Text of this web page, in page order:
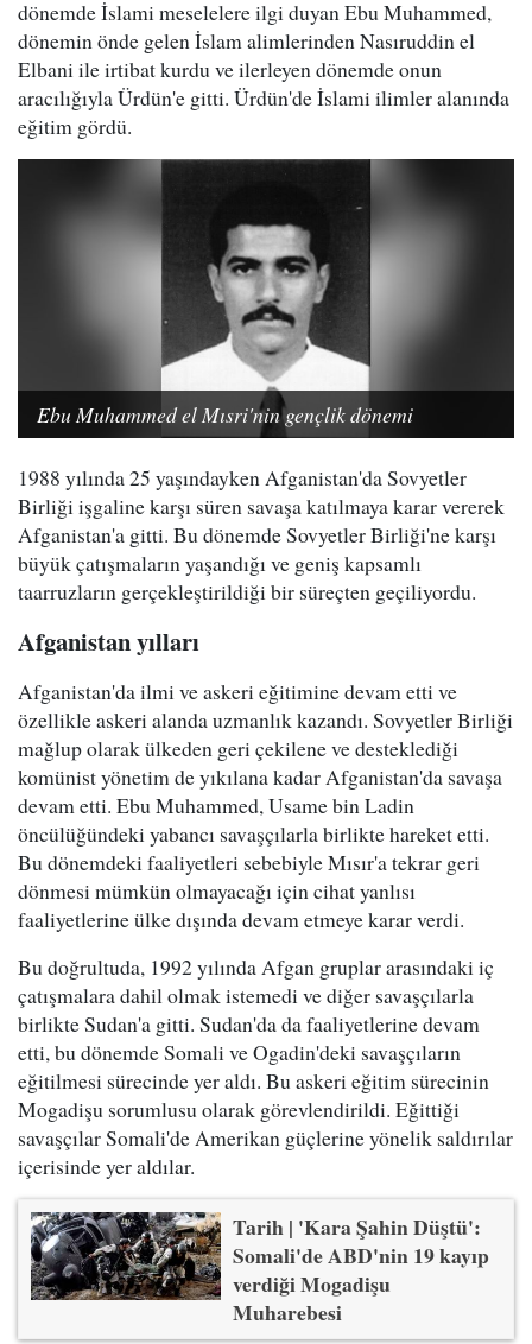
dönemde İslami meselelere ilgi duyan Ebu Muhammed,
dönemin önde gelen İslam alimlerinden Nasıruddin el
Elbani ile irtibat kurdu ve ilerleyen dönemde onun
aracılığıyla Ürdün'e gitti. Ürdün'de İslami ilimler alanında
eğitim gördü.
Ebu Muhammed el Mısri'nin gençlik dönemi
1988 yılında 25 yaşındayken Afganistan'da Sovyetler
Birliği işgaline karşı süren savaşa katılmaya karar vererek
Afganistan'a gitti. Bu dönemde Sovyetler Birliği'ne karşı
büyük çatışmaların yaşandığı ve geniş kapsamlı
taarruzların gerçekleştirildiği bir süreçten geçiliyordu.
Afganistan yılları
Afganistan'da ilmi ve askeri eğitimine devam etti ve
özellikle askeri alanda uzmanlık kazandı. Sovyetler Birliği
mağlup olarak ülkeden geri çekilene ve desteklediği
komünist yönetim de yıkılana kadar Afganistan'da savaşa
devam etti. Ebu Muhammed, Usame bin Ladin
öncülüğündeki yabancı savaşçılarla birlikte hareket etti.
Bu dönemdeki faaliyetleri sebebiyle Mısır'a tekrar geri
dönmesi mümkün olmayacağı için cihat yanlısı
faaliyetlerine ülke dışında devam etmeye karar verdi.
Bu doğrultuda, 1992 yılında Afgan gruplar arasındaki iç
çatışmalara dahil olmak istemedi ve diğer savaşçılarla
birlikte Sudan'a gitti. Sudan'da da faaliyetlerine devam
etti, bu dönemde Somali ve Ogadin'deki savaşçıların
eğitilmesi sürecinde yer aldı. Bu askeri eğitim sürecinin
Mogadişu sorumlusu olarak görevlendirildi. Eğittiği
savaşçılar Somali'de Amerikan güçlerine yönelik saldırılar
içerisinde yer aldılar.
Tarih | 'Kara Şahin Düştü':
Somali'de ABD'nin 19 kayıp
verdiği Mogadişu
Muharebesi